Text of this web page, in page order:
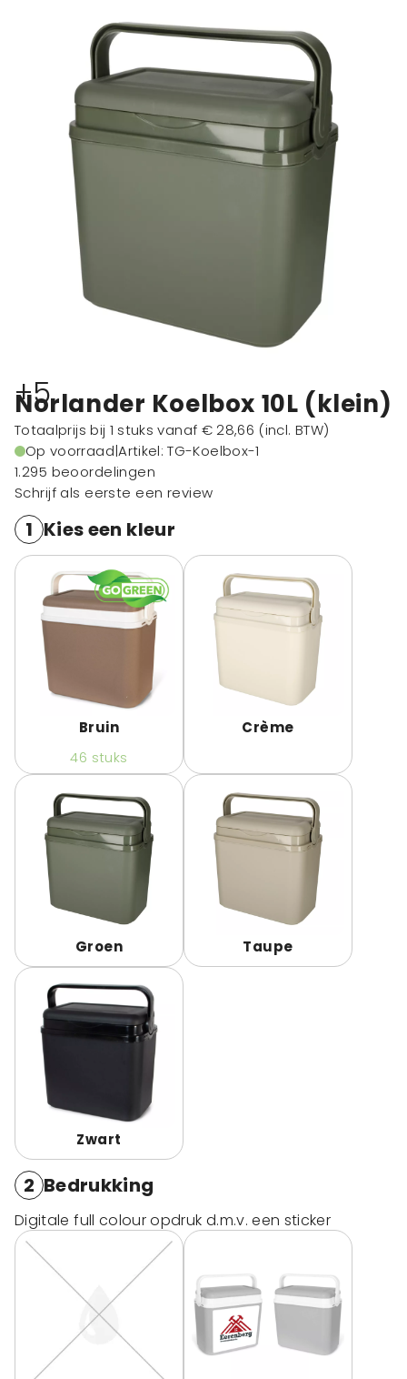
+5
Norlander Koelbox 10L (klein)
Totaalprijs bij 1 stuks vanaf € 28,66 (incl. BTW)
Op voorraad|Artikel: TG-Koelbox-1
1.295 beoordelingen
Schrijf als eerste een review
1 Kies een kleur
Bruin
46 stuks
Crème
Groen Taupe
Zwart
2 Bedrukking
Digitale full colour opdruk d.m.v. een sticker